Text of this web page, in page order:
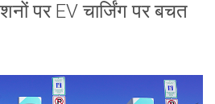
पर EV चार्जिंग पर बचत